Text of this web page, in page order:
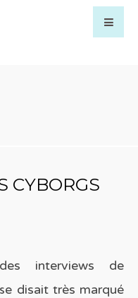
CYBORGS
interviews de
se disait très marqué